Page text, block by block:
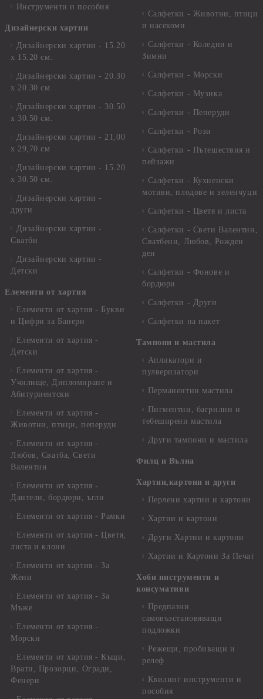
Инструменти и пособия
Дизайнерски хартии
Дизайнерски хартии - 15.20
х 15.20 см.
Дизайнерски хартии - 20.30
х 20.30 см.
Дизайнерски хартии - 30.50
х 30.50 см.
Дизайнерски хартии - 21,00
х 29,70 см
Дизайнерски хартии - 15.20
x 30.50 см.
Дизайнерски хартии -
други
Дизайнерски хартии -
Сватби
Дизайнерски хартии -
Детски
Елементи от хартия
Елементи от хартия - Букви
и Цифри за Банери
Елементи от хартия -
Детски
Елементи от хартия -
Училище, Дипломиране и
Абитуриентски
Елементи от хартия -
Животни, птици, пеперуди
Елементи от хартия -
Любов, Сватба, Свети
Валентин
Елементи от хартия -
Дантели, бордюри, ъгли
Елементи от хартия - Рамки
Елементи от хартия - Цветя,
листа и клони
Елементи от хартия - За
Жени
Елементи от хартия - За
Мъже
Елементи от хартия -
Морски
Елементи от хартия - Къщи,
Врати, Прозорци, Огради,
Фенери
Салфетки - Животни, птици
и насекоми
Салфетки - Коледни и
Зимни
Салфетки - Морски
Салфетки - Музика
Салфетки - Пеперуди
Салфетки - Рози
Салфетки - Пътешествия и
пейзажи
Салфетки - Кухненски
мотиви, плодове и зеленчуци
Салфетки - Цветя и листа
Салфетки - Свети Валентин,
Сватбени, Любов, Рожден
ден
Салфетки - Фонове и
бордюри
Салфетки - Други
Салфетки на пакет
Тампони и мастила
Апликатори и
пулверизатори
Перманентни мастила
Пигментни, багрилни и
тебеширени мастила
Други тампони и мастила
Филц и Вълна
Хартии,картони и други
Перлени хартии и картони
Хартии и картони
Други Хартии и картони
Хартии и Картони За Печат
Хоби инструменти и
консумативи
Предпазни
самовъзстановяващи
подложки
Режещи, пробиващи и
релеф
Квилинг инструменти и
пособия